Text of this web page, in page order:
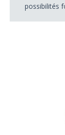
possibilités